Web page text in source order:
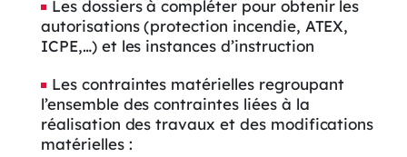
Les dossiers à compléter pour obtenir les
autorisations (protection incendie, ATEX,
ICPE,…) et les instances d’instruction
Les contraintes matérielles regroupant
l’ensemble des contraintes liées à la
réalisation des travaux et des modifications
matérielles :